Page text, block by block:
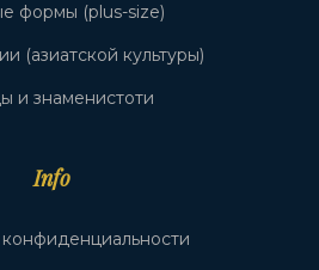
формы (plus-size)
(азиатской культуры)
и знаменистоти
Info